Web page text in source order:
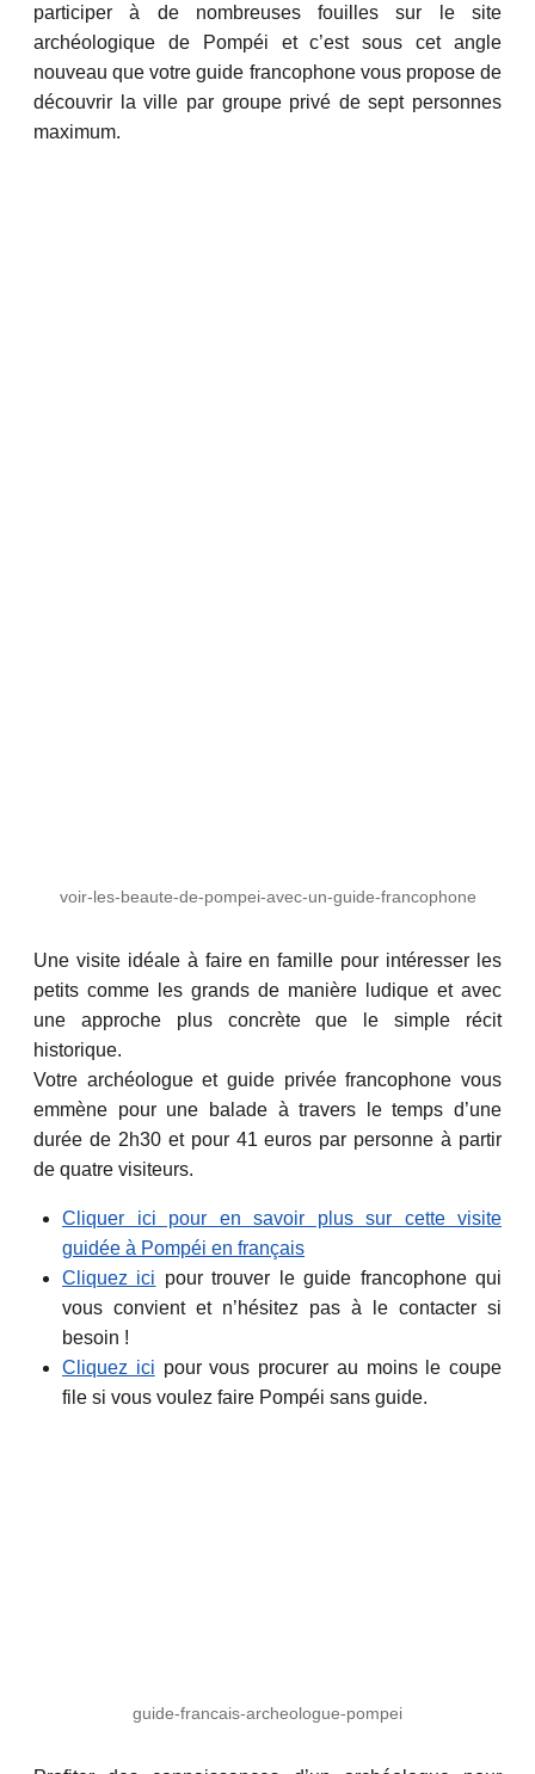
participer à de nombreuses fouilles sur le site
archéologique de Pompéi et c’est sous cet angle
nouveau que votre guide francophone vous propose de
découvrir la ville par groupe privé de sept personnes
maximum.
voir-les-beaute-de-pompei-avec-un-guide-francophone
Une visite idéale à faire en famille pour intéresser les
petits comme les grands de manière ludique et avec
une approche plus concrète que le simple récit
historique.
Votre archéologue et guide privée francophone vous
emmène pour une balade à travers le temps d’une
durée de 2h30 et pour 41 euros par personne à partir
de quatre visiteurs.
Cliquer ici pour en savoir plus sur cette visite
guidée à Pompéi en français
Cliquez ici pour trouver le guide francophone qui
vous convient et n’hésitez pas à le contacter si
besoin !
Cliquez ici pour vous procurer au moins le coupe
file si vous voulez faire Pompéi sans guide.
guide-francais-archeologue-pompei